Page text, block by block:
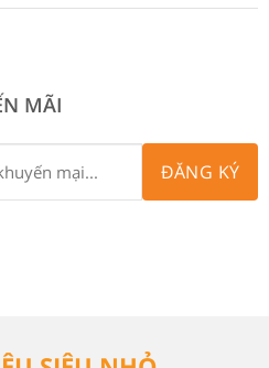
MÃI
ĐĂNG KÝ